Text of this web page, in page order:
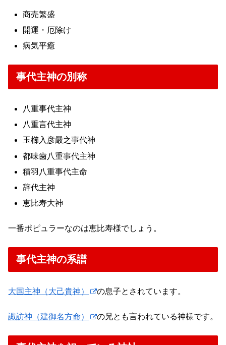
商売繁盛
開運・厄除け
病気平癒
事代主神の別称
八重事代主神
八重言代主神
玉櫛入彦嚴之事代神
都味歯八重事代主神
積羽八重事代主命
辞代主神
恵比寿大神
一番ポピュラーなのは恵比寿様でしょう。
事代主神の系譜
大国主神（大己貴神） の息子とされています。
諏訪神（建御名方命） の兄とも言われている神様です。